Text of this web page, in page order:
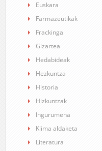
Euskara
Farmazeutikak
Frackinga
Gizartea
Hedabideak
Hezkuntza
Historia
Hizkuntzak
Ingurumena
Klima aldaketa
Literatura